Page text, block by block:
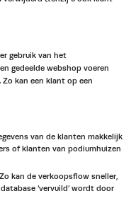
gebruik van het
gedeelde webshop voeren
kan een klant op een
van de klanten makkelijk
of klanten van podiumhuizen
kan de verkoopsflow sneller,
‘vervuild’ wordt door